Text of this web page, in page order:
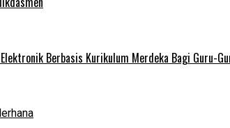
Berbasis Kurikulum Merdeka Bagi Guru-